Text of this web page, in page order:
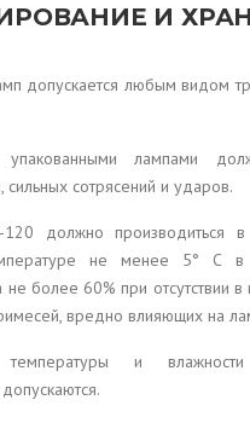
И
допускается любым видом
лампами
сотрясений и ударов.
должно производиться в
не менее 5° С в
более 60% при отсутствии
вредно влияющих на
температуры и